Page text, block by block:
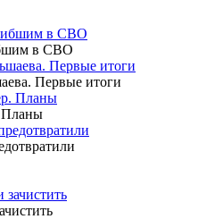
в СВО
Первые итоги
Планы